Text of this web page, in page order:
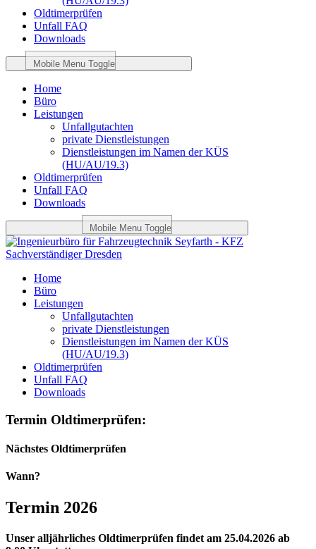
Oldtimerprüfen
Unfall FAQ
Downloads
Mobile Menu Toggle
Home
Büro
Leistungen
Unfallgutachten
private Dienstleistungen
Dienstleistungen im Namen der KÜS
(HU/AU/19.3)
Oldtimerprüfen
Unfall FAQ
Downloads
Mobile Menu Toggle
Home
Büro
Leistungen
Unfallgutachten
private Dienstleistungen
Dienstleistungen im Namen der KÜS
(HU/AU/19.3)
Oldtimerprüfen
Unfall FAQ
Downloads
Termin Oldtimerprüfen:
Nächstes Oldtimerprüfen
Wann?
Termin 2026
Unser alljährliches Oldtimerprüfen findet am 25.04.2026 ab